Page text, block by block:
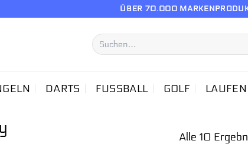
ÜBER 70.000
Suchen
nach:
DARTS FUSSBALL GOLF LAUFEN
Alle 10